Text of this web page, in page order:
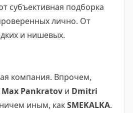
субъективная подборка
лично. От
и нишевых.
компания. Впрочем,
Max Pankratov и Dmitri
иным, какSMEKALKA.